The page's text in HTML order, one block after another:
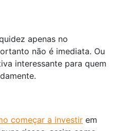
apenas no
não é imediata. Ou
interessante para quem
começar a investir em